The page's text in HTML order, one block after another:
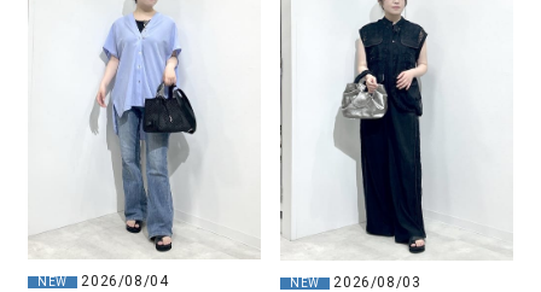
NEW
2026/08/04
NEW
2026/08/03